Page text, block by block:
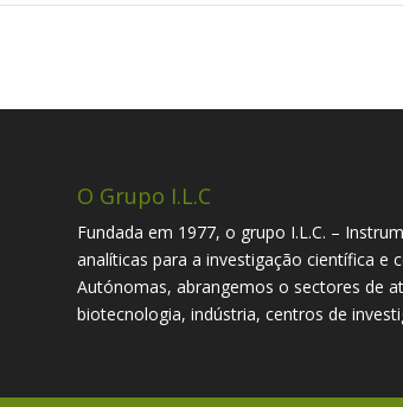
O Grupo I.L.C
Fundada em 1977, o grupo I.L.C. –
analíticas para a investigação científica
Autónomas, abrangemos o sectores de
biotecnologia, indústria, centros de